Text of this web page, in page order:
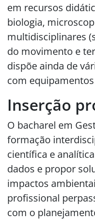
em recursos
biologia,
multidisciplinares
do movimento e
dispõe ainda de
com
Inserção
O bacharel em
formação
científica e
dados e propor
impactos
profissional
com o